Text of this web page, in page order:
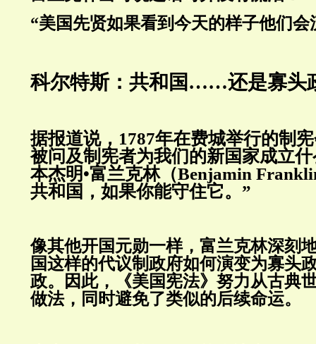
“美国先贤如果看到今天的样子他们会
科尔特斯：共和国……还是寡头
据报道说，1787年在费城举行的制
被问及制宪者为我们的新国家成立
本杰明•富兰克林（Benjamin
共和国，如果你能守住它。”
像其他开国元勋一样，富兰克林深刻
国这样的代议制政府如何演变为寡头
政。因此，《美国宪法》努力从古典
做法，同时避免了类似的后续命运。